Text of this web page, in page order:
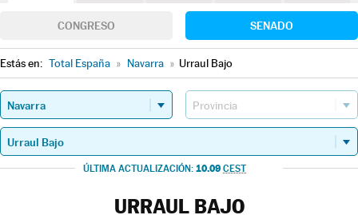
CONGRESO SENADO
Estás en: Total España » Navarra » Urraul Bajo
ÚLTIMA ACTUALIZACIÓN: 10.09 CEST
URRAUL BAJO